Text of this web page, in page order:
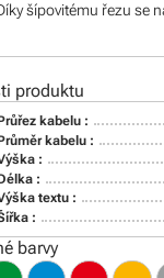
šípovitému řezu se
produktu
kabelu :
kabelu :
:
:
textu :
:
barvy